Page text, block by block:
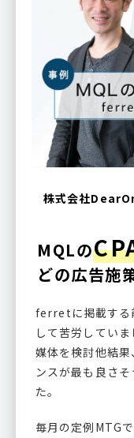
株式会社
MQLの
どの広告施
ferretに掲載する
して苦労してい
媒体を検討他結果
ンスが最も良さ
た。
毎月の定例MTG